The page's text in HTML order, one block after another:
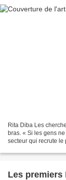
Rita Diba Les
bras. « Si les gens
secteur qui recrute le
Les premiers